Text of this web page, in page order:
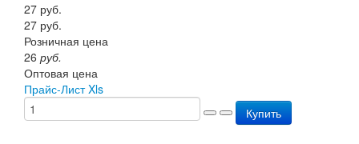
Пожарное оборудование
Перезарядка
Перезарядка ОП
Перезарядка ОВП
Доставка
27 руб.
27 руб.
Розничная цена
26 руб.
Оптовая цена
Прайс-Лист Xls
Купить